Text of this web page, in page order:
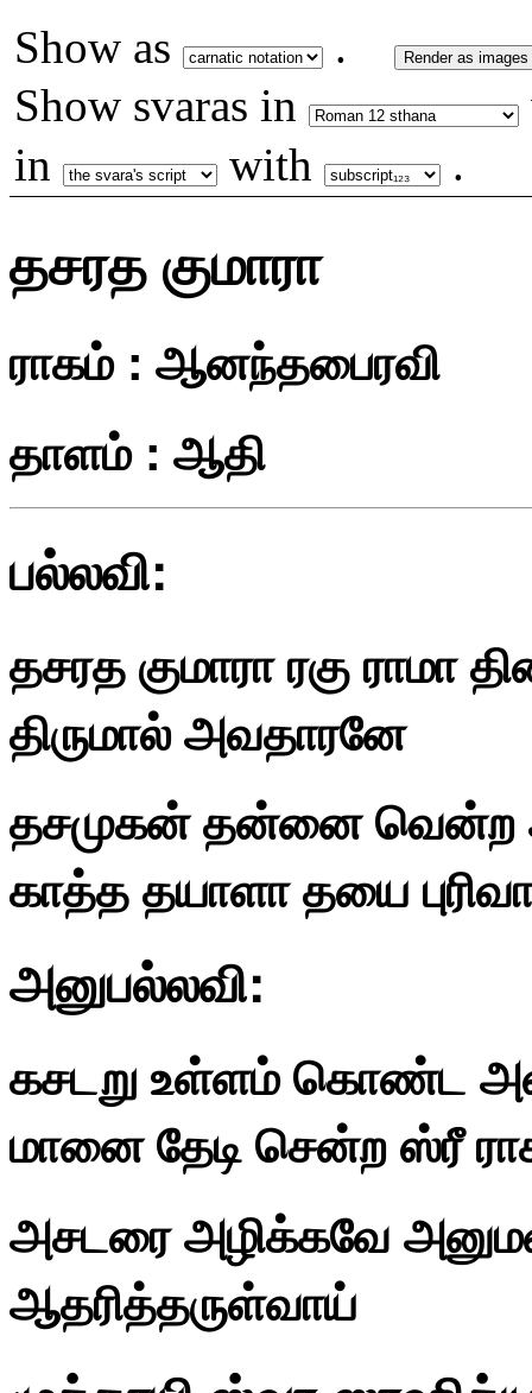
Show as . Render as images
Show svaras in
in
with .
தசரத குமாரா
ராகம் : ஆனந்தபைரவி
தாளம் : ஆதி
பல்லவி:
தசரத குமாரா ரகு ராமா
திருமால் அவதாரனே
தசமுகன் தன்னை வென்ற
காத்த தயாளா தயை
அனுபல்லவி:
கசடறு உள்ளம் கொண்ட
மானை தேடி சென்ற ஸ்ரீ
அசடரை அழிக்கவே
ஆதரித்தருள்வாய்